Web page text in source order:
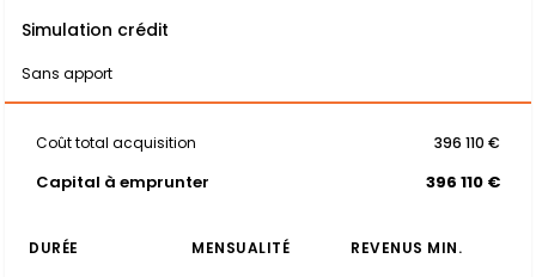
Simulation crédit
Sans apport
Coût total acquisition 396 110 €
Capital à emprunter 396 110 €
DURÉE MENSUALITÉ
REVENUS MIN.